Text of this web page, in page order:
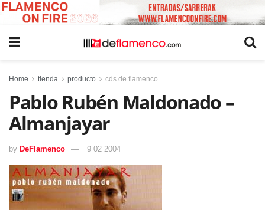
Home tienda producto cds de flamenco
Pablo Rubén Maldonado –
Almanjayar
by DeFlamenco 9 02 2004